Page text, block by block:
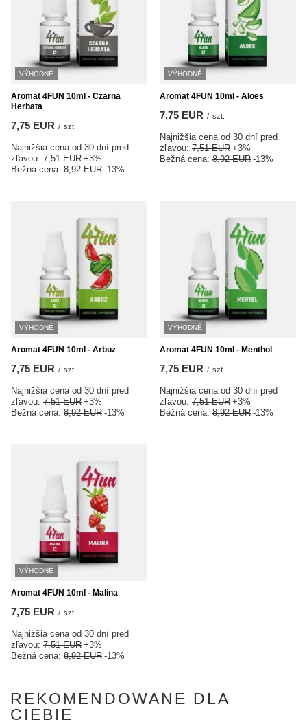
VÝHODNÉ
Aromat 4FUN 10ml - Czarna
Herbata
7,75 EUR / szt.
Najnižšia cena od 30 dní pred
zľavou: 7,51 EUR +3%
Bežná cena: 8,92 EUR -13%
VÝHODNÉ
Aromat 4FUN 10ml - Aloes
7,75 EUR / szt.
Najnižšia cena od 30 dní pred
zľavou: 7,51 EUR +3%
Bežná cena: 8,92 EUR -13%
VÝHODNÉ
Aromat 4FUN 10ml - Arbuz
7,75 EUR / szt.
Najnižšia cena od 30 dní pred
zľavou: 7,51 EUR +3%
Bežná cena: 8,92 EUR -13%
VÝHODNÉ
Aromat 4FUN 10ml - Menthol
7,75 EUR / szt.
Najnižšia cena od 30 dní pred
zľavou: 7,51 EUR +3%
Bežná cena: 8,92 EUR -13%
VÝHODNÉ
Aromat 4FUN 10ml - Malina
7,75 EUR / szt.
Najnižšia cena od 30 dní pred
zľavou: 7,51 EUR +3%
Bežná cena: 8,92 EUR -13%
REKOMENDOWANE DLA
CIEBIE